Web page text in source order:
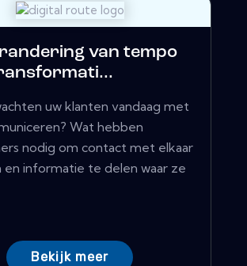
van tempo
uw klanten vandaag met
Wat hebben
nodig om contact met elkaar
en informatie te delen waar ze
Bekijk meer